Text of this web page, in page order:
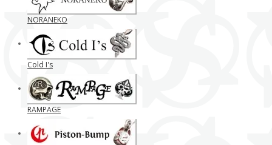
NORANEKO
Cold I's
RAMPAGE